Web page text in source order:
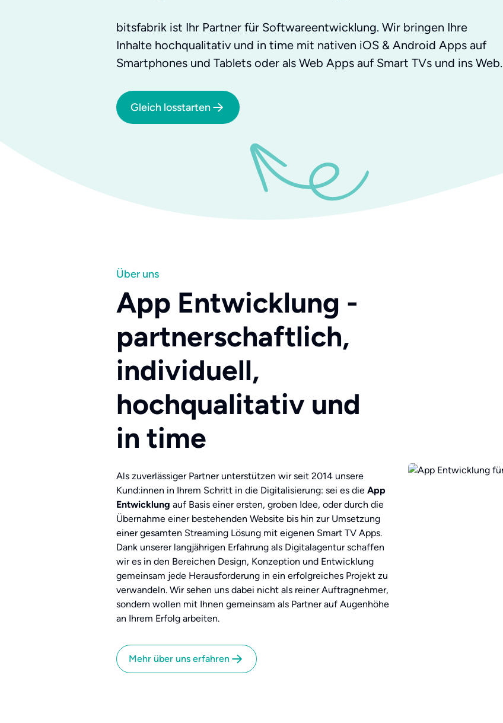
bitsfabrik ist Ihr Partner für Softwareentwicklung. Wir bringen Ihre
Inhalte hochqualitativ und in time mit nativen iOS & Android Apps auf
Smartphones und Tablets oder als Web Apps auf Smart TVs und ins Web.
Gleich losstarten
Über uns
App Entwicklung -
partnerschaftlich,
individuell,
hochqualitativ und
in time
Als zuverlässiger Partner unterstützen wir seit 2014 unsere
Kund:innen in Ihrem Schritt in die Digitalisierung: sei es die App
Entwicklung auf Basis einer ersten, groben Idee, oder durch die
Übernahme einer bestehenden Website bis hin zur Umsetzung
einer gesamten Streaming Lösung mit eigenen Smart TV Apps.
Dank unserer langjährigen Erfahrung als Digitalagentur schaffen
wir es in den Bereichen Design, Konzeption und Entwicklung
gemeinsam jede Herausforderung in ein erfolgreiches Projekt zu
verwandeln. Wir sehen uns dabei nicht als reiner Auftragnehmer,
sondern wollen mit Ihnen gemeinsam als Partner auf Augenhöhe
an Ihrem Erfolg arbeiten.
Mehr über uns erfahren